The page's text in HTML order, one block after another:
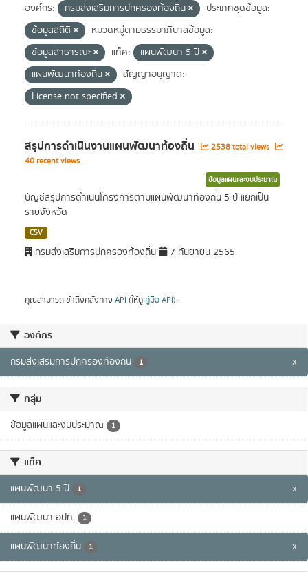
องค์กร
กรมส่งเสริมการปกครองท้องถิ่น 1 x
กลุ่ม
ข้อมูลแผนและงบประมาณ 1
แท็ค
แผนพัฒนา 5 ปี 1 x
แผนพัฒนา อปท. 1
แผนพัฒนาท้องถิ่น 1 x
องค์กร: กรมส่งเสริมการปกครองท้องถิ่น
ประเภทชุดข้อมูล:
ข้อมูลสถิติ
หมวดหมู่ตามธรรมาภิบาลข้อมูล:
ข้อมูลสาธารณะ
แท็ค:
แผนพัฒนา 5 ปี
แผนพัฒนาท้องถิ่น
สัญญาอนุญาต:
License not specified
สรุปการดำเนินงานแผนพัฒนาท้องถิ่น
2538 total views
40 recent views
ข้อมูลแผนและงบประมาณ
บัญชีสรุปการดำเนินโครงการตามแผนพัฒนาท้องถิ่น 5 ปี แยกเป็น
รายจังหวัด
CSV
กรมส่งเสริมการปกครองท้องถิ่น 7 กันยายน 2565
คุณสามารถเข้าถึงคลังทาง API (ให้ดู คู่มือ API).